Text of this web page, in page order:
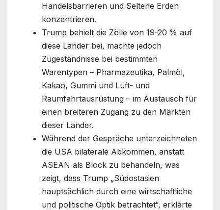
Handelsbarrieren und Seltene Erden
konzentrieren.
Trump behielt die Zölle von 19-20 % auf
diese Länder bei, machte jedoch
Zugeständnisse bei bestimmten
Warentypen – Pharmazeutika, Palmöl,
Kakao, Gummi und Luft- und
Raumfahrtausrüstung – im Austausch für
einen breiteren Zugang zu den Märkten
dieser Länder.
Während der Gespräche unterzeichneten
die USA bilaterale Abkommen, anstatt
ASEAN als Block zu behandeln, was
zeigt, dass Trump „Südostasien
hauptsächlich durch eine wirtschaftliche
und politische Optik betrachtet“, erklärte